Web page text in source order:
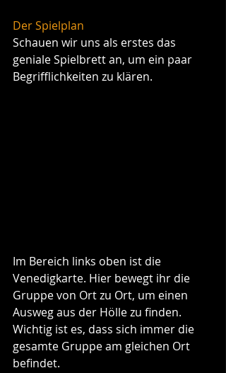
Der Spielplan
Schauen wir uns als erstes das
geniale Spielbrett an, um ein paar
Begrifflichkeiten zu klären.
Im Bereich links oben ist die
Venedigkarte. Hier bewegt ihr die
Gruppe von Ort zu Ort, um einen
Ausweg aus der Hölle zu finden.
Wichtig ist es, dass sich immer die
gesamte Gruppe am gleichen Ort
befindet.